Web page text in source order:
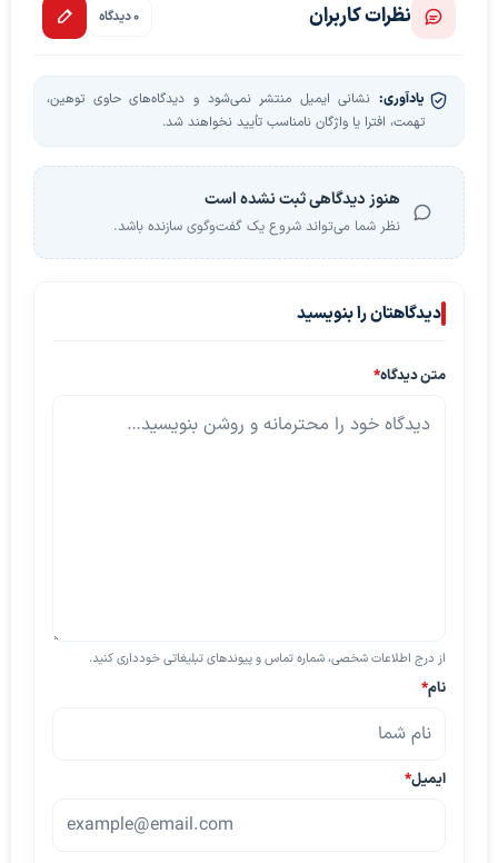
نظرات کاربران 0 دیدگاه
یادآوری: نشانی ایمیل منتشر نمی‌شود و دیدگاه‌های حاوی توهین،
تهمت، افترا یا واژگان نامناسب تأیید نخواهند شد.
هنوز دیدگاهی ثبت نشده است
نظر شما می‌تواند شروع یک گفت‌وگوی سازنده باشد.
دیدگاهتان را بنویسید
متن دیدگاه*
از درج اطلاعات شخصی، شماره تماس و پیوندهای تبلیغاتی خودداری کنید.
نام*
ایمیل*